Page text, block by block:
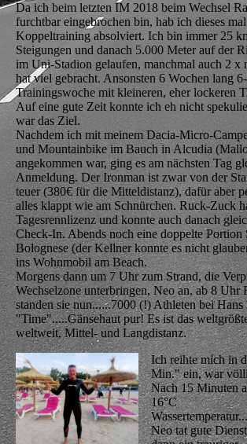
Da ich beim letzten IM 2018 beim Wechsel
furchtbar eingebrochen bin, hab ich dieses
Koppeltraining absolviert. Ich bin immer 25
Steigungen und danach 5.000 Meter auf der
im Uni-Stadion gelaufen, manchmal auch 2 x
hat viel gebracht. Ansonsten 6 Wochen lang
Trainingswoche mit kleineren, eher lockeren
Auf eine gute Zeit konnte ich eh nicht
war das Ziel.
Nachdem ich mit meinem Dacia-Micro-
und Mountainbike im Bauch in Alcudia
angekommen war, ging es am nächsten Tag
Anmeldung. Der Ironman ist zwar von der
teuer (380€ für die Mitteldistanz), dafür aber
alles klappt wie am Schnürchen. Ruck-Zuck
Tagesrennlizenz und konnte auch danach
Check-In. Abends noch eine doppelte Portion
Bolognese (der Kellner konnte es nicht
ins Wohnmobil am Beach.
Morgens dann um 7 Uhr zum Strand, die
Wechselzone unterbringen, Neo an, ab 8 Uhr
standen sie nun......7000 (!) Athleten bei Hans
"Time".....Gänsehaut pur! Es ist das
weltweit, Mittel- und Langdistanz.
Ich reihte mich in
Min." ein, war
Nach 15 Minuten
16°C
Neo tat gute